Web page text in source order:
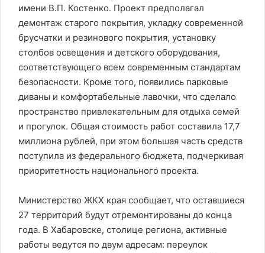
имени В.П. Костенко. Проект предполагал
демонтаж старого покрытия, укладку современной
брусчатки и резинового покрытия, установку
столбов освещения и детского оборудования,
соответствующего всем современным стандартам
безопасности. Кроме того, появились парковые
диваны и комфортабельные лавочки, что сделало
пространство привлекательным для отдыха семей
и прогулок. Общая стоимость работ составила 17,7
миллиона рублей, при этом большая часть средств
поступила из федерального бюджета, подчеркивая
приоритетность национального проекта.
Министерство ЖКХ края сообщает, что оставшиеся
27 территорий будут отремонтированы до конца
года. В Хабаровске, столице региона, активные
работы ведутся по двум адресам: переулок